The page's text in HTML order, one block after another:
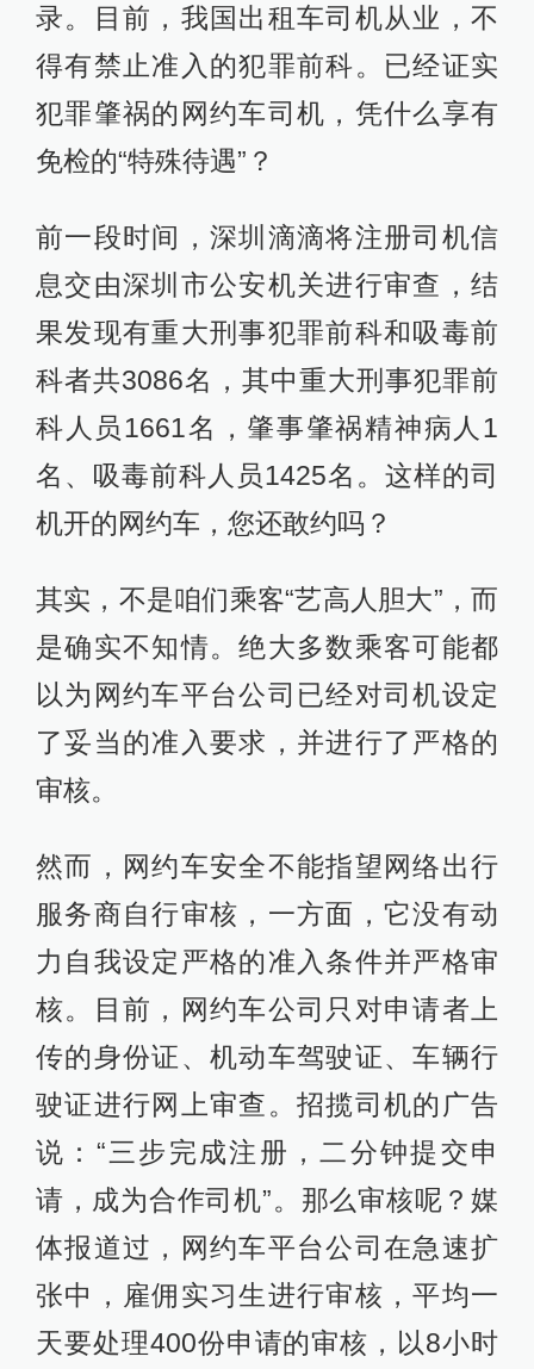
录。目前，我国出租车司机从业，不
得有禁止准入的犯罪前科。已经证实
犯罪肇祸的网约车司机，凭什么享有
免检的“特殊待遇”？
前一段时间，深圳滴滴将注册司机信
息交由深圳市公安机关进行审查，结
果发现有重大刑事犯罪前科和吸毒前
科者共3086名，其中重大刑事犯罪前
科人员1661名，肇事肇祸精神病人1
名、吸毒前科人员1425名。这样的司
机开的网约车，您还敢约吗？
其实，不是咱们乘客“艺高人胆大”，而
是确实不知情。绝大多数乘客可能都
以为网约车平台公司已经对司机设定
了妥当的准入要求，并进行了严格的
审核。
然而，网约车安全不能指望网络出行
服务商自行审核，一方面，它没有动
力自我设定严格的准入条件并严格审
核。目前，网约车公司只对申请者上
传的身份证、机动车驾驶证、车辆行
驶证进行网上审查。招揽司机的广告
说：“三步完成注册，二分钟提交申
请，成为合作司机”。那么审核呢？媒
体报道过，网约车平台公司在急速扩
张中，雇佣实习生进行审核，平均一
天要处理400份申请的审核，以8小时